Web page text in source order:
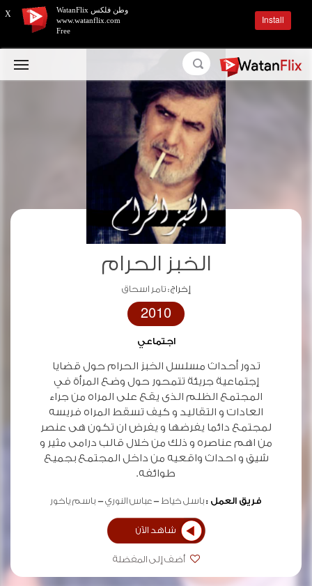
الخبز الحرام
إخراج :تامر اسحاق
2010
اجتماعي
تدور أحداث مسلسل الخبز الحرام حول قضايا
إجتماعية جريئة تتمحور حول وضع المرأة في
المجتمع الظلم الذى يقع على المراه من جراء
العادات و التقاليد و كيف تسقط المراه فريسه
لمجتمع دائما يفرضها و يفرض ان تكون هى عنصر
من اهم عناصره و ذلك من خلال قالب درامى مثير و
شيق و احداث واقعيه من داخل المجتمع بجميع
طوائفه.
فريق العمل :باسل خياط عباس النوري باسم ياخور
شاهد الآن
أضف إلى المفضلة
X
وطن فلكس WatanFlix
www.watanflix.com
Free
Install